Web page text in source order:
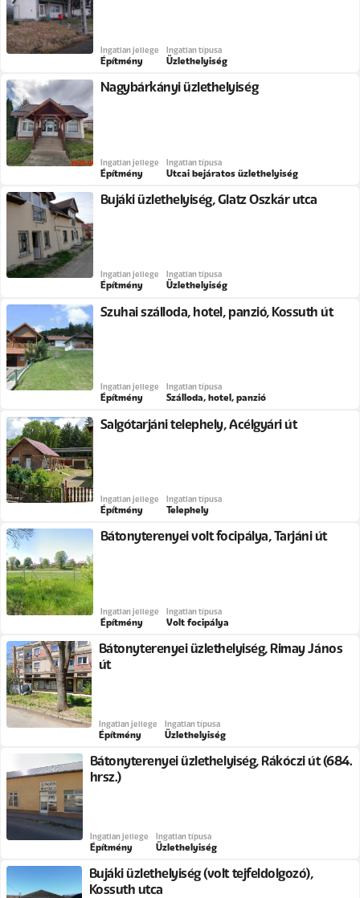
Ingatlan jellege
Építmény
Ingatlan típusa
Üzlethelyiség
Nagybárkányi üzlethelyiség
Ingatlan jellege
Építmény
Ingatlan típusa
Utcai bejáratos üzlethelyiség
Bujáki üzlethelyiség, Glatz Oszkár utca
Ingatlan jellege
Építmény
Ingatlan típusa
Üzlethelyiség
Szuhai szálloda, hotel, panzió, Kossuth út
Ingatlan jellege
Építmény
Ingatlan típusa
Szálloda, hotel, panzió
Salgótarjáni telephely, Acélgyári út
Ingatlan jellege
Építmény
Ingatlan típusa
Telephely
Bátonyterenyei volt focipálya, Tarjáni út
Ingatlan jellege
Építmény
Ingatlan típusa
Volt focipálya
Bátonyterenyei üzlethelyiség, Rimay János
út
Ingatlan jellege
Építmény
Ingatlan típusa
Üzlethelyiség
Bátonyterenyei üzlethelyiség, Rákóczi út (684.
hrsz.)
Ingatlan jellege
Építmény
Ingatlan típusa
Üzlethelyiség
Bujáki üzlethelyiség (volt tejfeldolgozó),
Kossuth utca